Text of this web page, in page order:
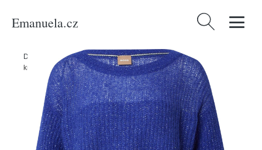
Emanuela.cz Vyhledávání
Domů Produkty/Ženy/Oblečení/Svetr 'Fuoline' BOSS Black
královská modrá